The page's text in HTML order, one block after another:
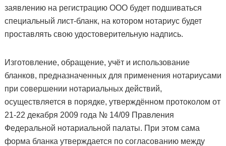
заявлению на регистрацию ООО будет подшиваться
специальный лист-бланк, на котором нотариус будет
проставлять свою удостоверительную надпись.
Изготовление, обращение, учёт и использование
бланков, предназначенных для применения нотариусами
при совершении нотариальных действий,
осуществляется в порядке, утверждённом протоколом от
21-22 декабря 2009 года № 14/09 Правления
Федеральной нотариальной палаты. При этом сама
форма бланка утверждается по согласованию между